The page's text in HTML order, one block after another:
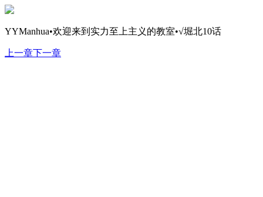
YYManhua•欢迎来到实力至上主义的教室•√堀北10话
上一章下一章